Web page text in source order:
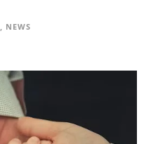
, NEWS